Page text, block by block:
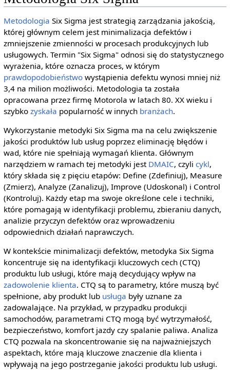
Metodologia Six Sigma jest strategią zarządzania jakością,
której głównym celem jest minimalizacja defektów i
zmniejszenie zmienności w procesach produkcyjnych lub
usługowych. Termin "Six Sigma" odnosi się do statystycznego
wyrażenia, które oznacza proces, w którym
prawdopodobieństwowystąpienia defektu wynosi mniej niż
3,4 na milion możliwości. Metodologia ta została
opracowana przez firmę Motorola w latach 80. XX wieku i
szybko zyskała popularność w innych branżach.
Wykorzystanie metodyki Six Sigma ma na celu zwiększenie
jakości produktów lub usług poprzez eliminację błędów i
wad, które nie spełniają wymagań klienta. Głównym
narzędziem w ramach tej metodyki jest DMAIC, czyli cykl,
który składa się z pięciu etapów: Define (Zdefiniuj), Measure
(Zmierz), Analyze (Zanalizuj), Improve (Udoskonal) i Control
(Kontroluj). Każdy etap ma swoje określone cele i techniki,
które pomagają w identyfikacji problemu, zbieraniu danych,
analizie przyczyn defektów oraz wprowadzeniu
odpowiednich działań naprawczych.
W kontekście minimalizacji defektów, metodyka Six Sigma
koncentruje się na identyfikacji kluczowych cech (CTQ)
produktu lub usługi, które mają decydujący wpływ na
zadowolenie klienta. CTQ są to parametry, które muszą być
spełnione, aby produkt lub usługa były uznane za
zadowalające. Na przykład, w przypadku produkcji
samochodów, parametrami CTQ mogą być wytrzymałość,
bezpieczeństwo, komfort jazdy czy spalanie paliwa. Analiza
CTQ pozwala na skoncentrowanie się na najważniejszych
aspektach, które mają kluczowe znaczenie dla klienta i
wpływają na jego postrzeganie jakości produktu lub usługi.